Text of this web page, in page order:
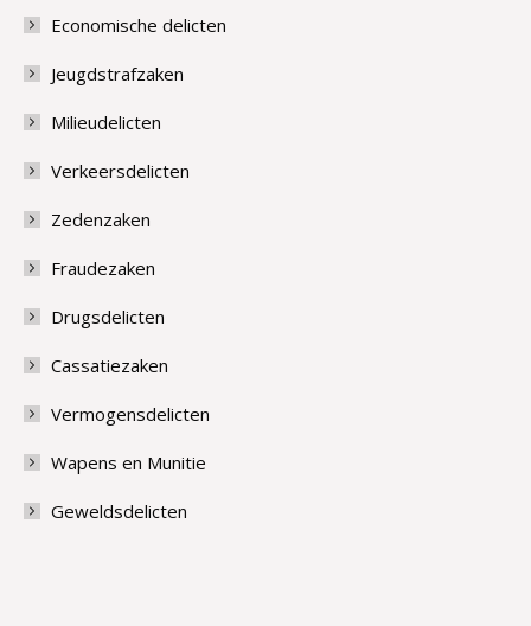
Economische delicten
Jeugdstrafzaken
Milieudelicten
Verkeersdelicten
Zedenzaken
Fraudezaken
Drugsdelicten
Cassatiezaken
Vermogensdelicten
Wapens en Munitie
Geweldsdelicten